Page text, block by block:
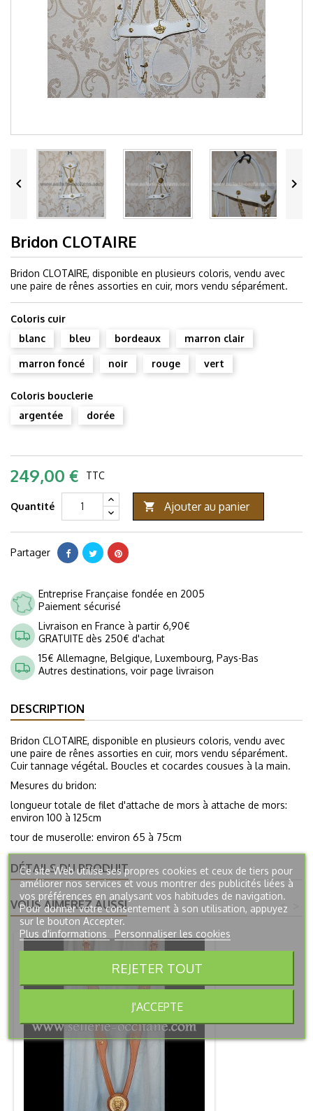
 
Bridon CLOTAIRE
Bridon CLOTAIRE, disponible en plusieurs coloris, vendu avec
une paire de rênes assorties en cuir, mors vendu séparément.
Coloris cuir
blanc
bleu bordeaux marron clair
marron foncé noir rouge vert
Coloris bouclerie
argentée
dorée
249,00 € TTC
Quantité  Ajouter au panier
Partager
Entreprise Française fondée en 2005
Paiement sécurisé
Livraison en France à partir 6,90€
GRATUITE dès 250€ d'achat
15€ Allemagne, Belgique, Luxembourg, Pays-Bas
Autres destinations, voir page livraison
DESCRIPTION
Bridon CLOTAIRE, disponible en plusieurs coloris, vendu avec
une paire de rênes assorties en cuir, mors vendu séparément.
Cuir tannage végétal. Boucles et cocardes cousues à la main.
Mesures du bridon:
longueur totale de filet d'attache de mors à attache de mors:
environ 100 à 125cm
tour de muserolle: environ 65 à 75cm
DÉTAILS DU PRODUIT
VOUS AIMEREZ AUSSI <
Ce site Web utilise ses propres cookies et ceux de tiers pour
améliorer nos services et vous montrer des publicités liées à
vos préférences en analysant vos habitudes de navigation.
Pour donner votre consentement à son utilisation, appuyez
sur le bouton Accepter.
Plus d'informations
Personnaliser les cookies
REJETER TOUT
J'ACCEPTE